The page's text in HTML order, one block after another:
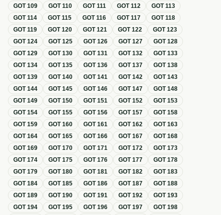
GOT109 GOT110 GOT111 GOT112 GOT113
GOT114 GOT115 GOT116 GOT117 GOT118
GOT119 GOT120 GOT121 GOT122 GOT123
GOT124 GOT125 GOT126 GOT127 GOT128
GOT129 GOT130 GOT131 GOT132 GOT133
GOT134 GOT135 GOT136 GOT137 GOT138
GOT139 GOT140 GOT141 GOT142 GOT143
GOT144 GOT145 GOT146 GOT147 GOT148
GOT149 GOT150 GOT151 GOT152 GOT153
GOT154 GOT155 GOT156 GOT157 GOT158
GOT159 GOT160 GOT161 GOT162 GOT163
GOT164 GOT165 GOT166 GOT167 GOT168
GOT169 GOT170 GOT171 GOT172 GOT173
GOT174 GOT175 GOT176 GOT177 GOT178
GOT179 GOT180 GOT181 GOT182 GOT183
GOT184 GOT185 GOT186 GOT187 GOT188
GOT189 GOT190 GOT191 GOT192 GOT193
GOT194 GOT195 GOT196 GOT197 GOT198